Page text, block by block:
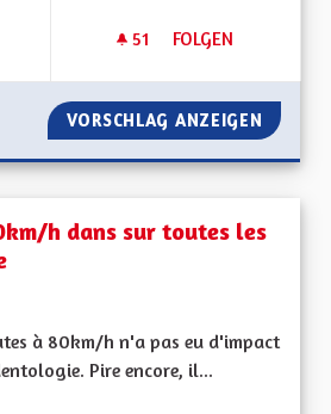
51 51 FOLLOWER
FOLGEN
ELECTRIFICATION
VORSCHLAG ANZEIGEN
h dans sur toutes les
à 80km/h n'a pas eu d'impact
Pire encore, il...